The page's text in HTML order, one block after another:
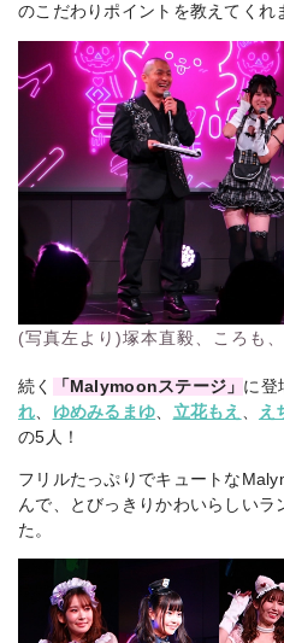
のこだわりポイントを教えてくれ
(写真左より)塚本直毅、ころも
続く 「Malymoonステージ」 に登
れ、 ゆめみるまゆ、 立花もえ 、
え
の5人！
フリルたっぷりでキュートな
んで、とびっきりかわいらしいラ
た。